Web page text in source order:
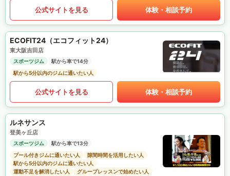
公式サイトを見る 体験・相談予約
ECOFIT24（エコフィット24）
東大阪吉田店
スポーツジム
駅から車で14分
駅から5分以内のジムに通いたい人
公式サイトを見る 体験・相談予約
ルネサンス
登美ヶ丘店
スポーツジム
駅から車で13分
プール付きジムに通いたい人
隙間時間を活用したい人
駅から5分以内のジムに通いたい人
運動不足を解消したい人
グループレッスンで始めたい人